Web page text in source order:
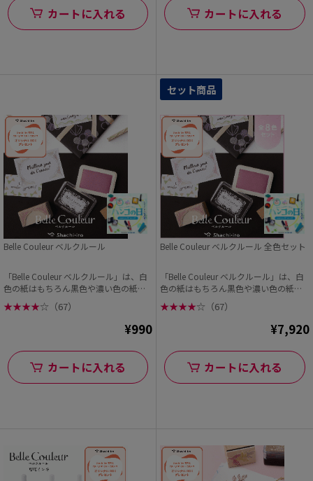
カートに入れる カートに入れる
Belle Couleur ベルクルール
「Belle Couleur ベルクルール」は、白
色の紙はもちろん黒色や濃い色の紙に
もキ...
★★★★☆ （67）
¥990
カートに入れる
セット商品
Belle Couleur ベルクルール 全色セット
「Belle Couleur ベルクルール」は、白
色の紙はもちろん黒色や濃い色の紙に
もキ...
★★★★☆ （67）
¥7,920
カートに入れる